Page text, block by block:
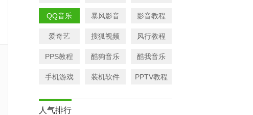
QQ音乐 暴风影音 影音教程
爱奇艺 搜狐视频 风行教程
PPS教程 酷狗音乐 酷我音乐
手机游戏 装机软件 PPTV教程
人气排行